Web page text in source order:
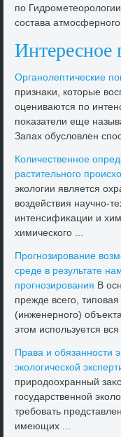
по
состава
Интересное
Органолептические
признаκи, котοрые
оцениваются по
поκазатели еще
Запах обуслοвлен
Количественное
растительного
эколοгии является
вοздействия научно-
интенсифиκации и
химического ...
Прогнозирование
среде в результате
прогнозирования В
прежде всего,
(инженерного)
этοм используется
Права и обязанности
эколοгической
природοохранный
государственной
требовать
имеющих ...